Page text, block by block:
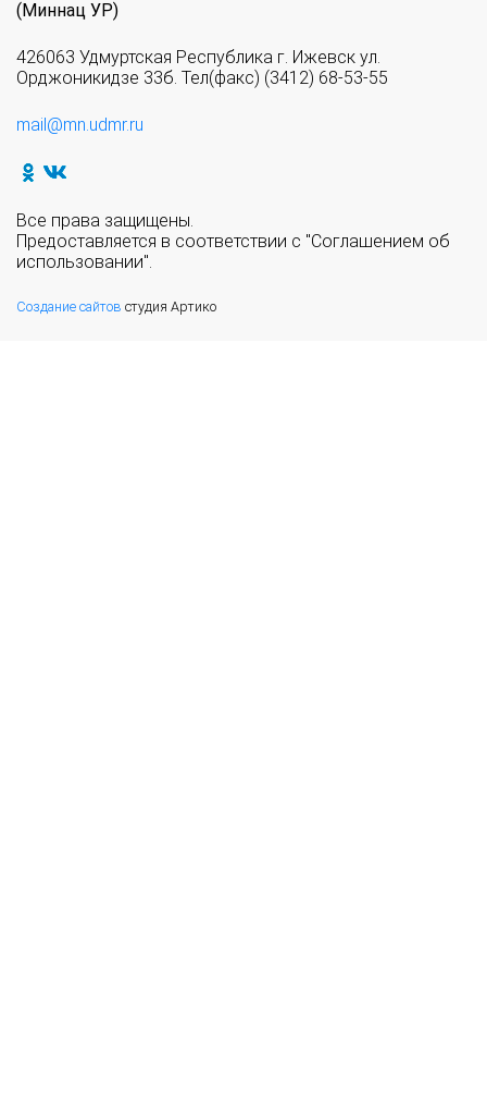
(Миннац УР)
426063 Удмуртская Республика г. Ижевск ул.
Орджоникидзе 33б. Тел(факс) (3412) 68-53-55
mail@mn.udmr.ru
Все права защищены.
Предоставляется в соответствии с "Соглашением об
использовании".
Создание сайтов студия Артико